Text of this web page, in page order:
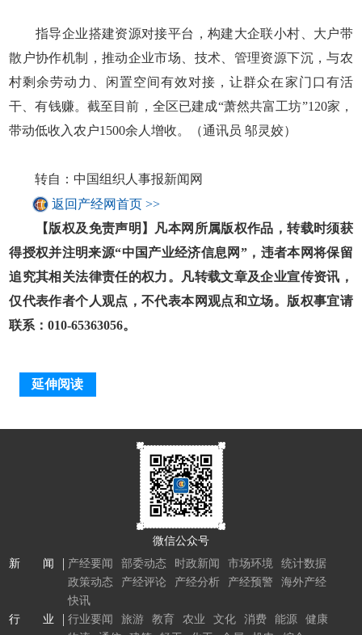
指导企业搭建资源对接平台，构建大企联小村、大户带
散户协作机制，推动企业市场、技术、管理资源下沉，与农
村剩余劳动力、闲置空间有效对接，让群众在家门口有活
干、有钱赚。截至目前，全区已建成“萧然共富工坊”120家，
带动低收入农户1500余人增收。（通讯员 邬灵姣）
转自：中国组织人事报新闻网
返回产经网首页 >>
【版权及免责声明】凡本网所属版权作品，转载时须获
得授权并注明来源“中国产业经济信息网”，违者本网将保留
追究其相关法律责任的权力。凡转载文章及企业宣传资讯，
仅代表作者个人观点，不代表本网观点和立场。版权事宜请
联系：010-65363056。
延伸阅读
微信公众号
新 闻
产经要闻 部委动态 时政新闻 市场环境
统计数据
政策动态
产经评论 产经分析 产经预警
海外产经
快讯
行 业
行业要闻 旅游 教育 农业 文化 消费 能源
健康